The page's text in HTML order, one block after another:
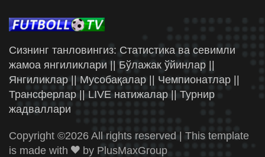
Сизнинг танловингиз: Статистика ва севимли
жамоа янгиликлари || Бўлажак ўйинлар ||
Янгиликлар || Мусобақалар || Чемпионатлар ||
Трансферлар || LIVE натижалар || Турнир
жадваллари
Copyright ©2026 All rights reserved | This template
is made with
by PlusMaxGroup